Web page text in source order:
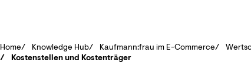
Home Knowledge Hub Kaufmann:frau im E-Commerce
Kostenstellen und Kostenträger